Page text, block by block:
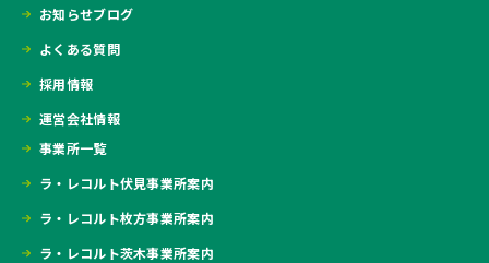
お知らせブログ
よくある質問
採用情報
運営会社情報
事業所一覧
ラ・レコルト伏見事業所案内
ラ・レコルト枚方事業所案内
ラ・レコルト茨木事業所案内